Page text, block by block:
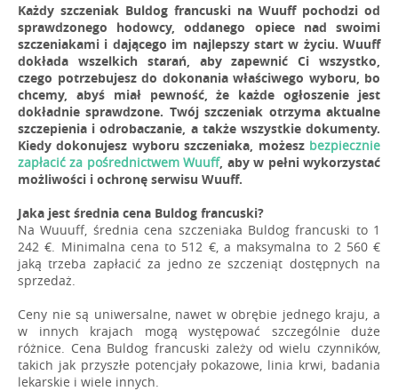
Każdy szczeniak Buldog francuski na Wuuff pochodzi od
sprawdzonego hodowcy, oddanego opiece nad swoimi
szczeniakami i dającego im najlepszy start w życiu. Wuuff
dokłada wszelkich starań, aby zapewnić Ci wszystko,
czego potrzebujesz do dokonania właściwego wyboru, bo
chcemy, abyś miał pewność, że każde ogłoszenie jest
dokładnie sprawdzone. Twój szczeniak otrzyma aktualne
szczepienia i odrobaczanie, a także wszystkie dokumenty.
Kiedy dokonujesz wyboru szczeniaka, możesz bezpiecznie
zapłacić za pośrednictwem Wuuff, aby w pełni wykorzystać
możliwości i ochronę serwisu Wuuff.
Jaka jest średnia cena Buldog francuski?
Na Wuuuff, średnia cena szczeniaka Buldog francuski to 1
242 €. Minimalna cena to 512 €, a maksymalna to 2 560 €
jaką trzeba zapłacić za jedno ze szczeniąt dostępnych na
sprzedaż.
Ceny nie są uniwersalne, nawet w obrębie jednego kraju, a
w innych krajach mogą występować szczególnie duże
różnice. Cena Buldog francuski zależy od wielu czynników,
takich jak przyszłe potencjały pokazowe, linia krwi, badania
lekarskie i wiele innych.